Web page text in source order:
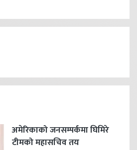
अमेरिकाको जनसम्पर्कमा घिमिरे
टीमको महासचिव तय